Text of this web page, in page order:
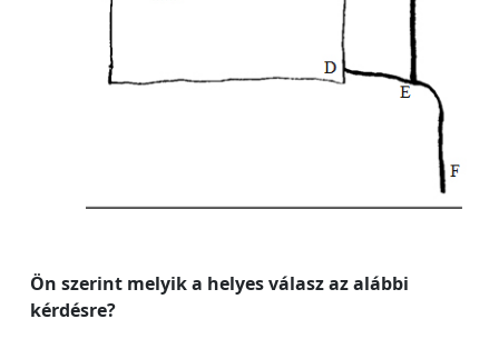
Ön szerint melyik a helyes válasz az alábbi
kérdésre?